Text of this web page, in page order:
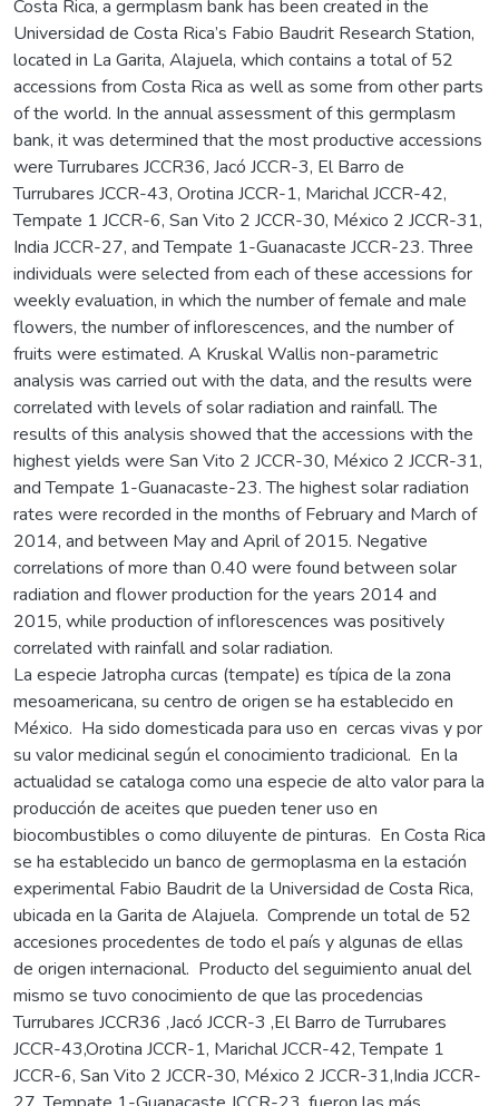
Costa Rica, a germplasm bank has been created in the
Universidad de Costa Rica’s Fabio Baudrit Research Station,
located in La Garita, Alajuela, which contains a total of 52
accessions from Costa Rica as well as some from other parts
of the world. In the annual assessment of this germplasm
bank, it was determined that the most productive accessions
were Turrubares JCCR36, Jacó JCCR-3, El Barro de
Turrubares JCCR-43, Orotina JCCR-1, Marichal JCCR-42,
Tempate 1 JCCR-6, San Vito 2 JCCR-30, México 2 JCCR-31,
India JCCR-27, and Tempate 1-Guanacaste JCCR-23. Three
individuals were selected from each of these accessions for
weekly evaluation, in which the number of female and male
flowers, the number of inflorescences, and the number of
fruits were estimated. A Kruskal Wallis non-parametric
analysis was carried out with the data, and the results were
correlated with levels of solar radiation and rainfall. The
results of this analysis showed that the accessions with the
highest yields were San Vito 2 JCCR-30, México 2 JCCR-31,
and Tempate 1-Guanacaste-23. The highest solar radiation
rates were recorded in the months of February and March of
2014, and between May and April of 2015. Negative
correlations of more than 0.40 were found between solar
radiation and flower production for the years 2014 and
2015, while production of inflorescences was positively
correlated with rainfall and solar radiation.
La especie Jatropha curcas (tempate) es típica de la zona
mesoamericana, su centro de origen se ha establecido en
México. Ha sido domesticada para uso en cercas vivas y por
su valor medicinal según el conocimiento tradicional. En la
actualidad se cataloga como una especie de alto valor para la
producción de aceites que pueden tener uso en
biocombustibles o como diluyente de pinturas. En Costa Rica
se ha establecido un banco de germoplasma en la estación
experimental Fabio Baudrit de la Universidad de Costa Rica,
ubicada en la Garita de Alajuela. Comprende un total de 52
accesiones procedentes de todo el país y algunas de ellas
de origen internacional. Producto del seguimiento anual del
mismo se tuvo conocimiento de que las procedencias
Turrubares JCCR36 ,Jacó JCCR-3 ,El Barro de Turrubares
JCCR-43,Orotina JCCR-1, Marichal JCCR-42, Tempate 1
JCCR-6, San Vito 2 JCCR-30, México 2 JCCR-31,India JCCR-